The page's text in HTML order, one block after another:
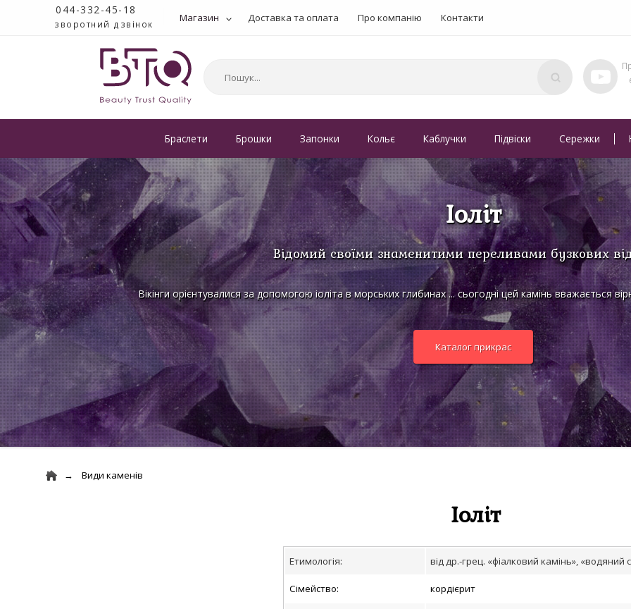
044-332-45-18
зворотний дзвінок Магазин Доставка та оплата Про компанію Контакти
Браслети Брошки Запонки Кольє Каблучки Підвіски Сережки
Іоліт
Відомий своїми знаменитими переливами бузкових
Вікінги орієнтувалися за допомогою іоліта в морських глибинах ... сьогодні цей камінь вважається
Каталог прикрас
Види каменів
Іоліт
Етимологія: від др.-грец. «фіалковий камінь», «водяний
Сімейство: кордієрит